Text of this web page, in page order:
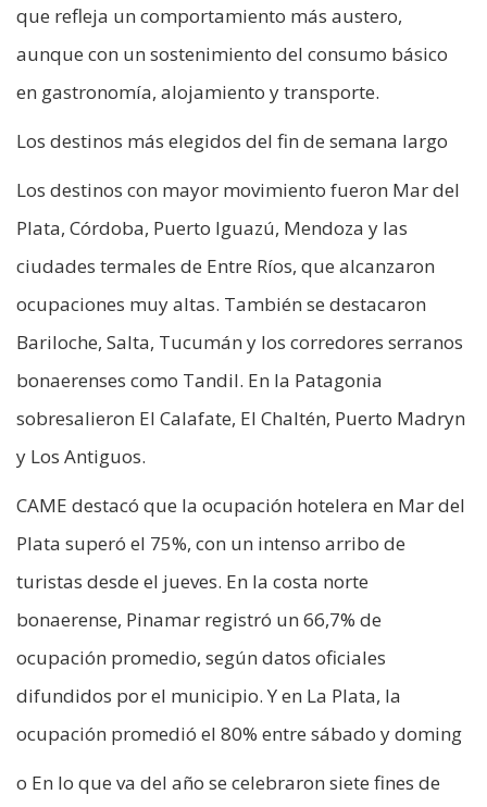
que refleja un comportamiento más austero,
aunque con un sostenimiento del consumo básico
en gastronomía, alojamiento y transporte.
Los destinos más elegidos del fin de semana largo
Los destinos con mayor movimiento fueron Mar del
Plata, Córdoba, Puerto Iguazú, Mendoza y las
ciudades termales de Entre Ríos, que alcanzaron
ocupaciones muy altas. También se destacaron
Bariloche, Salta, Tucumán y los corredores serranos
bonaerenses como Tandil. En la Patagonia
sobresalieron El Calafate, El Chaltén, Puerto Madryn
y Los Antiguos.
CAME destacó que la ocupación hotelera en Mar del
Plata superó el 75%, con un intenso arribo de
turistas desde el jueves. En la costa norte
bonaerense, Pinamar registró un 66,7% de
ocupación promedio, según datos oficiales
difundidos por el municipio. Y en La Plata, la
ocupación promedió el 80% entre sábado y doming
o En lo que va del año se celebraron siete fines de